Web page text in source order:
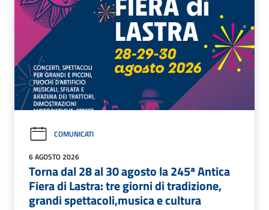
COMUNICATI
6 AGOSTO 2026
Torna dal 28 al 30 agosto la 245ª Antica
Fiera di Lastra: tre giorni di tradizione,
grandi spettacoli,musica e cultura